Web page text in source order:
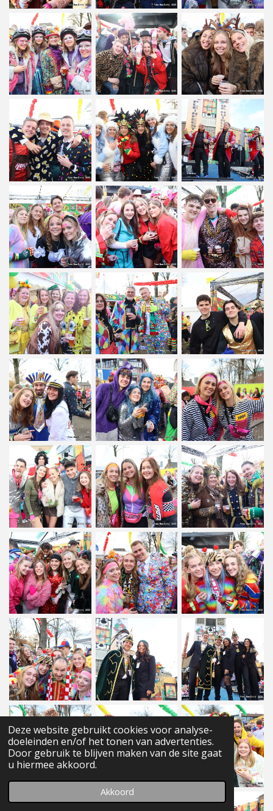
Deze website gebruikt cookies voor analyse-
doeleinden en/of het tonen van advertenties.
Door gebruik te blijven maken van de site gaat
u hiermee akkoord.
Akkoord